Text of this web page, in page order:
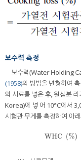
보수력 측정
보수력(Water Holding
(1958)의 방법을 변형하여
의 시료를 넣은 후, 원심분
Korea)에 넣 어 10°C에서
시험관 무게를 측정하여 아
WHC (%)